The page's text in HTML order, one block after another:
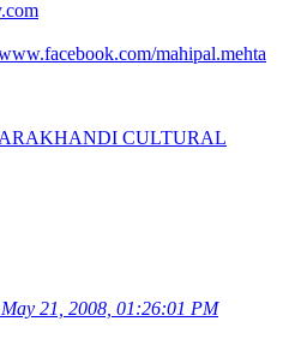
mahipal.mehta
CULTURAL
21, 2008, 01:26:01 PM